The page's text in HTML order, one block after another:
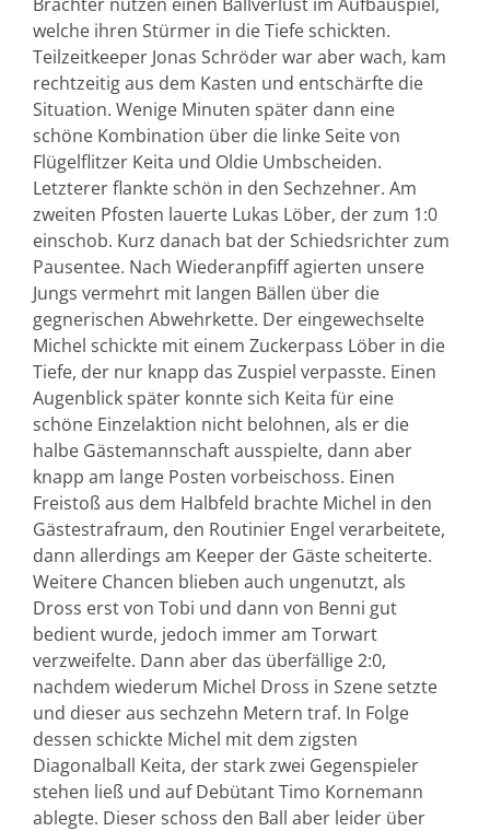
welche ihren Stürmer in die Tiefe schickten.
Teilzeitkeeper Jonas Schröder war aber wach, kam
rechtzeitig aus dem Kasten und entschärfte die
Situation. Wenige Minuten später dann eine
schöne Kombination über die linke Seite von
Flügelflitzer Keita und Oldie Umbscheiden.
Letzterer flankte schön in den Sechzehner. Am
zweiten Pfosten lauerte Lukas Löber, der zum 1:0
einschob. Kurz danach bat der Schiedsrichter zum
Pausentee. Nach Wiederanpfiff agierten unsere
Jungs vermehrt mit langen Bällen über die
gegnerischen Abwehrkette. Der eingewechselte
Michel schickte mit einem Zuckerpass Löber in die
Tiefe, der nur knapp das Zuspiel verpasste. Einen
Augenblick später konnte sich Keita für eine
schöne Einzelaktion nicht belohnen, als er die
halbe Gästemannschaft ausspielte, dann aber
knapp am lange Posten vorbeischoss. Einen
Freistoß aus dem Halbfeld brachte Michel in den
Gästestrafraum, den Routinier Engel verarbeitete,
dann allerdings am Keeper der Gäste scheiterte.
Weitere Chancen blieben auch ungenutzt, als
Dross erst von Tobi und dann von Benni gut
bedient wurde, jedoch immer am Torwart
verzweifelte. Dann aber das überfällige 2:0,
nachdem wiederum Michel Dross in Szene setzte
und dieser aus sechzehn Metern traf. In Folge
dessen schickte Michel mit dem zigsten
Diagonalball Keita, der stark zwei Gegenspieler
stehen ließ und auf Debütant Timo Kornemann
ablegte. Dieser schoss den Ball aber leider über